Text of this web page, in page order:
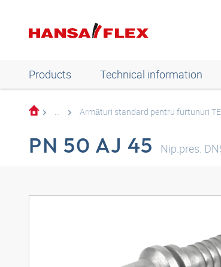
Products Technical information
... Armături standard pentru furtunuri
PN 50 AJ 45 Nip.pres.